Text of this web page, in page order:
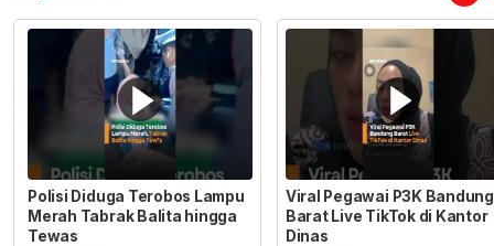
Polisi Diduga Terobos Lampu
Merah Tabrak Balita hingga
Tewas
Viral Pegawai P3K Bandung
Barat Live TikTok di Kantor
Dinas